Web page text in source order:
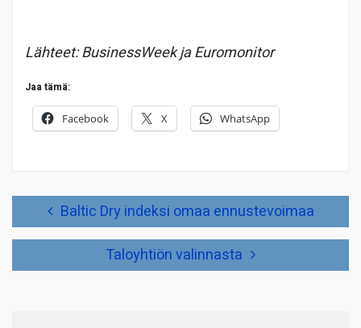
Lähteet: BusinessWeek ja Euromonitor
Jaa tämä:
Facebook X WhatsApp
ArtikkelienBaltic Dry indeksi omaa ennustevoimaa
Taloyhtiön valinnasta